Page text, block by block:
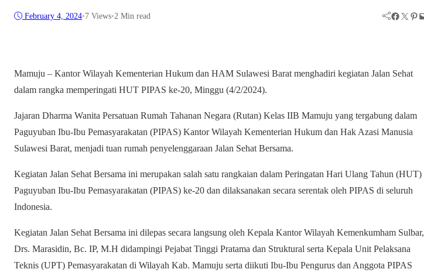
February 4, 2024•7 Views•2 Min read Facebook Twitter Pinterest Mail
Mamuju – Kantor Wilayah Kementerian Hukum dan HAM Sulawesi Barat menghadiri kegiatan Jalan Sehat
dalam rangka memperingati HUT PIPAS ke-20, Minggu (4/2/2024).
Jajaran Dharma Wanita Persatuan Rumah Tahanan Negara (Rutan) Kelas IIB Mamuju yang tergabung dalam
Paguyuban Ibu-Ibu Pemasyarakatan (PIPAS) Kantor Wilayah Kementerian Hukum dan Hak Azasi Manusia
Sulawesi Barat, menjadi tuan rumah penyelenggaraan Jalan Sehat Bersama.
Kegiatan Jalan Sehat Bersama ini merupakan salah satu rangkaian dalam Peringatan Hari Ulang Tahun (HUT)
Paguyuban Ibu-Ibu Pemasyarakatan (PIPAS) ke-20 dan dilaksanakan secara serentak oleh PIPAS di seluruh
Indonesia.
Kegiatan Jalan Sehat Bersama ini dilepas secara langsung oleh Kepala Kantor Wilayah Kemenkumham Sulbar,
Drs. Marasidin, Bc. IP, M.H didampingi Pejabat Tinggi Pratama dan Struktural serta Kepala Unit Pelaksana
Teknis (UPT) Pemasyarakatan di Wilayah Kab. Mamuju serta diikuti Ibu-Ibu Pengurus dan Anggota PIPAS